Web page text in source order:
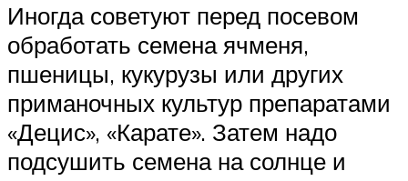
Иногда советуют перед посевом
обработать семена ячменя,
пшеницы, кукурузы или других
приманочных культур препаратами
«Децис», «Карате». Затем надо
подсушить семена на солнце и